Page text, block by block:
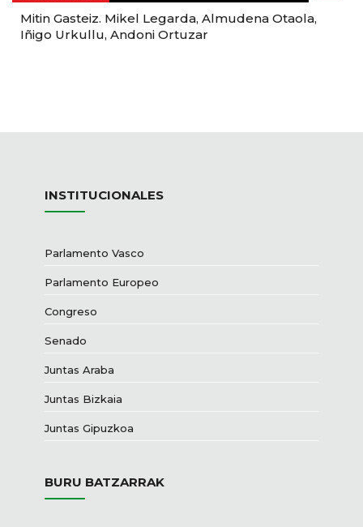
Mitin Gasteiz. Mikel Legarda, Almudena Otaola,
Iñigo Urkullu, Andoni Ortuzar
INSTITUCIONALES
Parlamento Vasco
Parlamento Europeo
Congreso
Senado
Juntas Araba
Juntas Bizkaia
Juntas Gipuzkoa
BURU BATZARRAK